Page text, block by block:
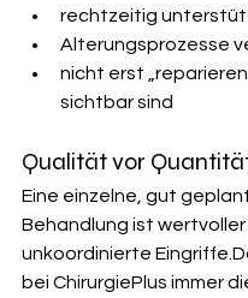
rechtzeitig
Alterungsprozesse
nicht erst
sichtbar sind
Qualität vor
Eine einzelne, gut
Behandlung ist wertvoller
unkoordinierte
bei ChirurgiePlus immer